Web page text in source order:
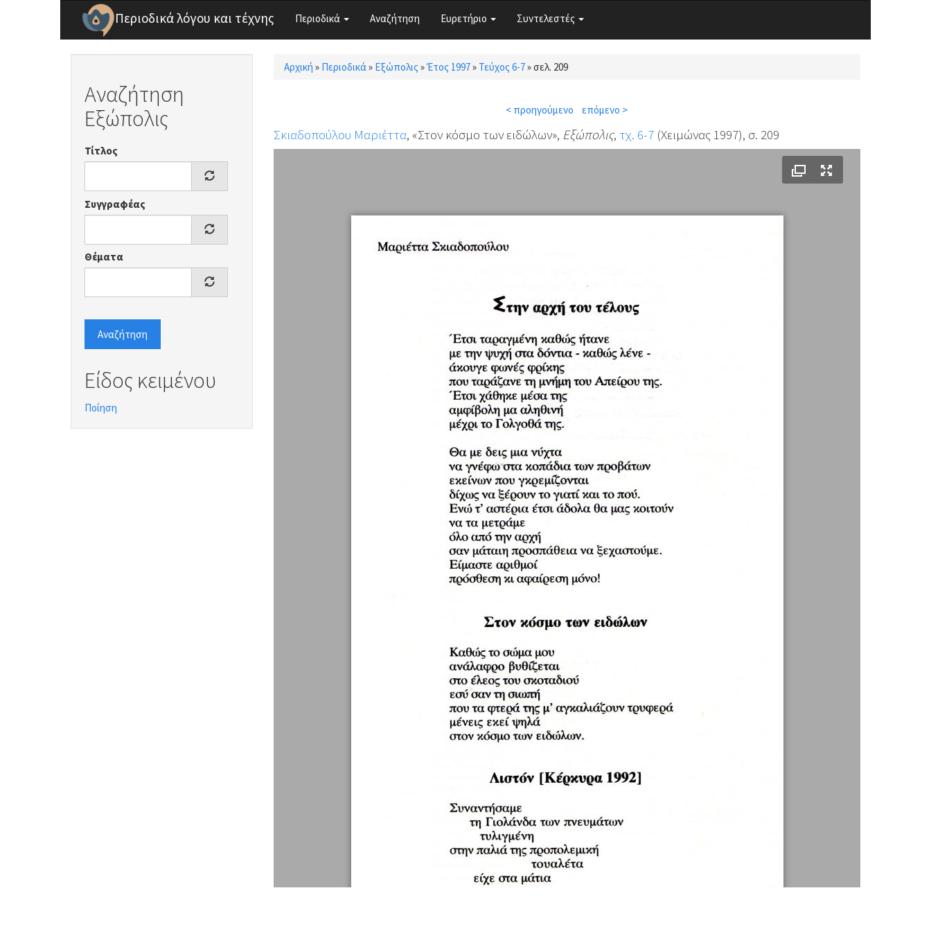
Παράκαμψη προς το κυρίως περιεχόμενο
Περιοδικά λόγου και τέχνης Περιοδικά Αναζήτηση Ευρετήριο Συντελεστές
Αναζήτηση
Εξώπολις
Τίτλος
Συγγραφέας
Θέματα
Αναζήτηση
Είδος κειμένου
Ποίηση
Είστε εδώ
Αρχική » Περιοδικά» Εξώπολις »Έτος 1997» Τεύχος 6-7»σελ. 209
< προηγούμενο επόμενο >
Σκιαδοπούλου Μαριέττα, «Στον κόσμο των ειδώλων», Εξώπολις, τχ. 6-7(Χειμώνας 1997), σ. 209